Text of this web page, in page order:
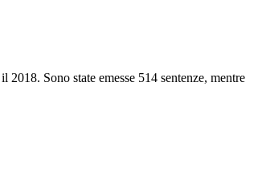
Sono state emesse 514 sentenze, mentre